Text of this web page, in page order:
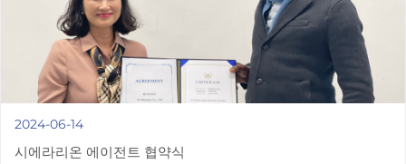
2024-06-14
시에라리온 에이전트 협약식